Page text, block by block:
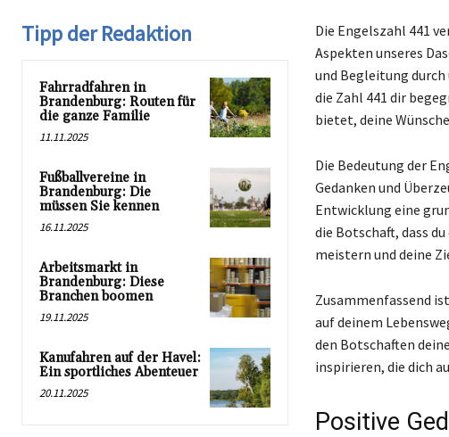
Tipp der Redaktion
Fahrradfahren in
Brandenburg: Routen für
die ganze Familie
11.11.2025
Fußballvereine in
Brandenburg: Die
müssen Sie kennen
16.11.2025
Arbeitsmarkt in
Brandenburg: Diese
Branchen boomen
19.11.2025
Kanufahren auf der Havel:
Ein sportliches Abenteuer
20.11.2025
Die Engelszahl 441
Aspekten unseres
und Begleitung durch
die Zahl 441 dir
bietet, deine
Die Bedeutung der
Gedanken und
Entwicklung eine
die Botschaft, dass
meistern und deine
Zusammenfassend
auf deinem
den Botschaften
inspirieren, die dich
Positive